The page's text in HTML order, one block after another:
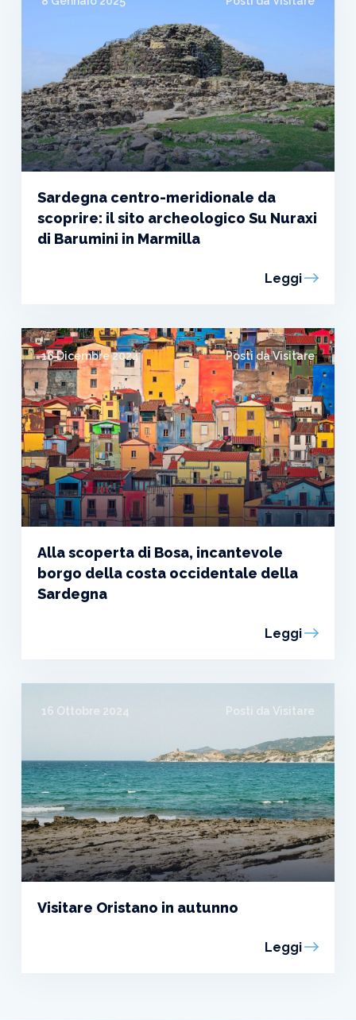
Sardegna centro-meridionale da
scoprire: il sito archeologico Su Nuraxi
di Barumini in Marmilla
Leggi
16 Dicembre 2024 Posti da Visitare
Alla scoperta di Bosa, incantevole
borgo della costa occidentale della
Sardegna
Leggi
16 Ottobre 2024 Posti da Visitare
Visitare Oristano in autunno
Leggi